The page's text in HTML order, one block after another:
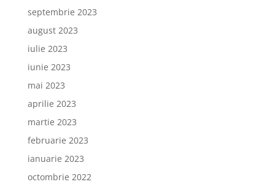
septembrie 2023
august 2023
iulie 2023
iunie 2023
mai 2023
aprilie 2023
martie 2023
februarie 2023
ianuarie 2023
octombrie 2022